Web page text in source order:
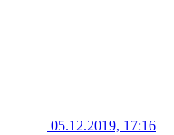
05.12.2019, 17:16